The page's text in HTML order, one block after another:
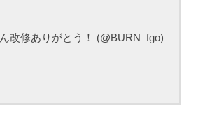
改修ありがとう！ (@BURN_fgo)